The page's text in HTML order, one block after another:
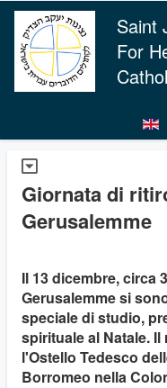
Saint
For
Giornata di
Gerusalemme
Il 13 dicembre, circa
Gerusalemme si
speciale di studio,
spirituale al Natale.
l'Ostello Tedesco
Borromeo nella